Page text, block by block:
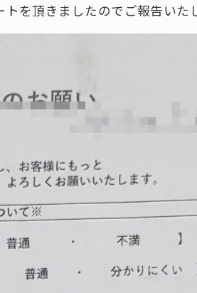
を頂きましたのでご報告いた